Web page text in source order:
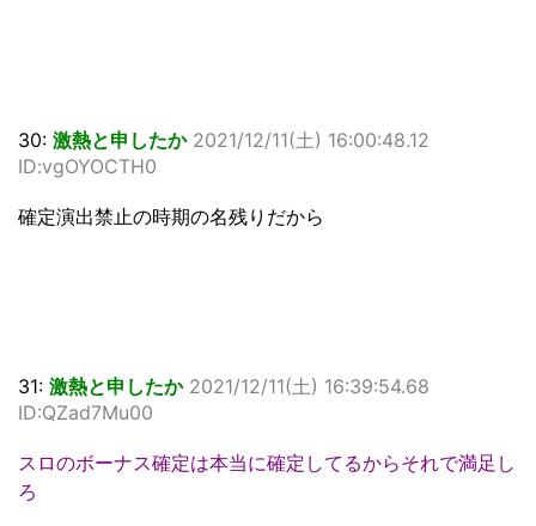
30: 激熱と申したか 2021/12/11(土) 16:00:48.12
ID:vgOYOCTH0
確定演出禁止の時期の名残りだから
31: 激熱と申したか 2021/12/11(土) 16:39:54.68
ID:QZad7Mu00
スロのボーナス確定は本当に確定してるからそれで満足し
ろ